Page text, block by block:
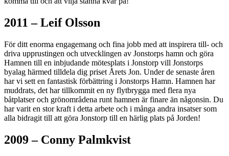
2011 – Leif Olsson
För ditt enorma engagemang och fina jobb med att inspirera till- och
driva upprustingen och utvecklingen av Jonstorps hamn och göra
Hamnen till en inbjudande mötesplats i Jonstorp vill Jonstorps
byalag härmed tilldela dig priset Årets Jon. Under de senaste åren
har vi sett en fantastisk förbättring i Jonstorps Hamn. Hamnen har
muddrats, det har tillkommit en ny flytbrygga med flera nya
båtplatser och grönområdena runt hamnen är finare än någonsin. Du
har varit en stor kraft i detta arbete och i många andra insatser som
alla bidragit till att göra Jonstorp till en härlig plats på Jorden!
2009 – Conny Palmkvist